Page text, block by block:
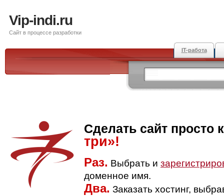
Vip-indi.ru
Сайт в процессе разработки
IT-работа
Сделать сайт просто
три»!
Раз. Выбрать и
доменное имя.
Два. Заказать хостинг,